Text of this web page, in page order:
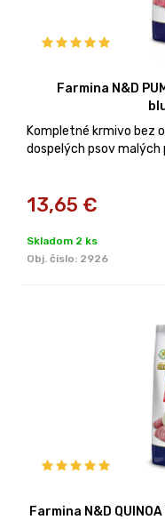
Farmina N&D
Kompletné krmivo bez
dospelých psov malých
13,65 €
Skladom 2 ks
Obj. čislo: 2926
Farmina N&D